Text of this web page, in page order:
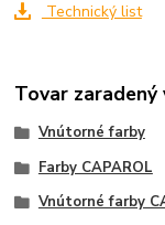
Technický list
Tovar
Vnútorné farby
Farby CAPAROL
Vnútorné farby